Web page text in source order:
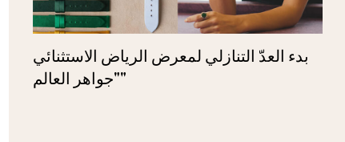
بدء العدّ التنازلي لمعرض الرياض الاستثنائي
"جواهر العالم"